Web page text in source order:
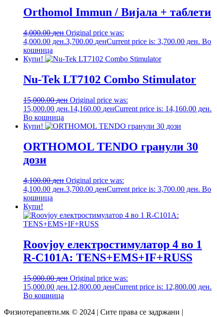
Orthomol Immun / Вијала + таблети
4,000.00ден Original price was:
4,000.00 ден.3,700.00 денCurrent price is: 3,700.00 ден. Во
кошница
Купи!
Nu-Tek LT7102 Combo Stimulator
15,000.00ден Original price was:
15,000.00 ден.14,160.00 денCurrent price is: 14,160.00 ден.
Во кошница
Купи!
ORTHOMOL TENDO гранули 30
дози
4,100.00ден Original price was:
4,100.00 ден.3,700.00 денCurrent price is: 3,700.00 ден. Во
кошница
Купи!
Roovjoy електростимулатор 4 во 1
R-C101A: TENS+EMS+IF+RUSS
15,000.00ден Original price was:
15,000.00 ден.12,800.00 денCurrent price is: 12,800.00 ден.
Во кошница
Физиотерапевти.мк © 2024 | Сите права се задржани |